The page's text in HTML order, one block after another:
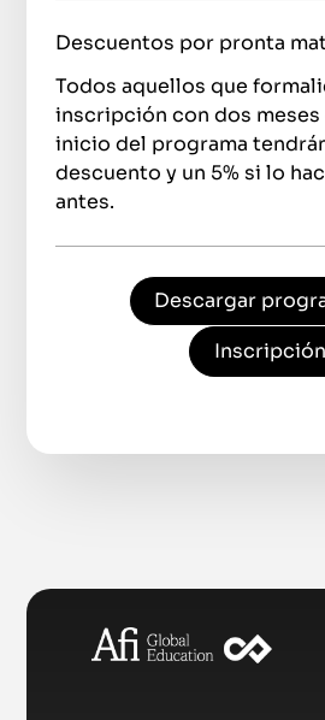
Descuentos por pronta
Todos aquellos que
inscripción con dos meses
inicio del programa
descuento y un 5% si lo
antes.
Descargar
Inscripción